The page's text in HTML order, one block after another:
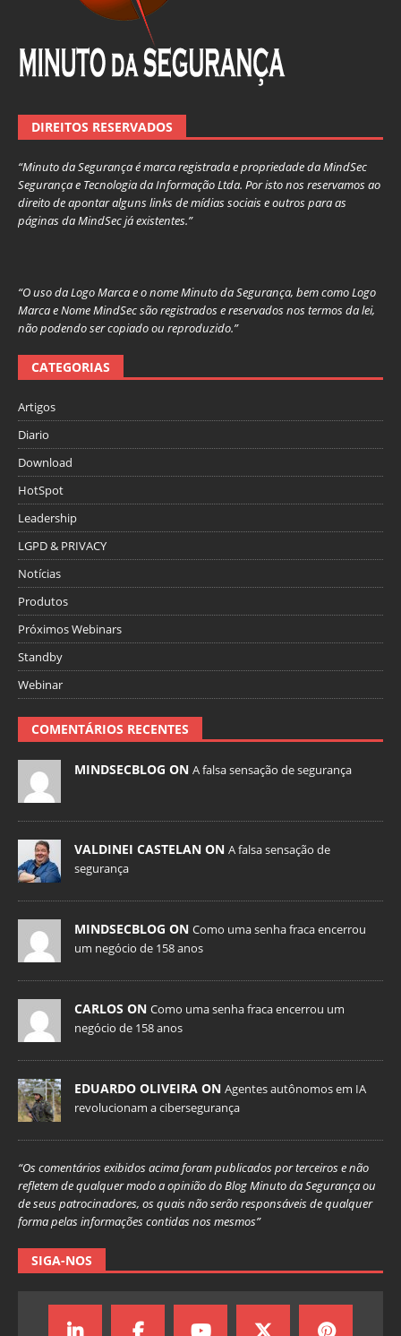
DIREITOS RESERVADOS
“Minuto da Segurança é marca registrada e propriedade da MindSec
Segurança e Tecnologia da Informação Ltda. Por isto nos reservamos ao
direito de apontar alguns links de mídias sociais e outros para as
páginas da MindSec já existentes.”
“O uso da Logo Marca e o nome Minuto da Segurança, bem como Logo
Marca e Nome MindSec são registrados e reservados nos termos da lei,
não podendo ser copiado ou reproduzido.”
CATEGORIAS
Artigos
Diario
Download
HotSpot
Leadership
LGPD & PRIVACY
Notícias
Produtos
Próximos Webinars
Standby
Webinar
COMENTÁRIOS RECENTES
MINDSECBLOG ON A falsa sensação de segurança
VALDINEI CASTELAN ON A falsa sensação de
segurança
MINDSECBLOG ON Como uma senha fraca encerrou
um negócio de 158 anos
CARLOS ON Como uma senha fraca encerrou um
negócio de 158 anos
EDUARDO OLIVEIRA ON Agentes autônomos em IA
revolucionam a cibersegurança
“Os comentários exibidos acima foram publicados por terceiros e não
refletem de qualquer modo a opinião do Blog Minuto da Segurança ou
de seus patrocinadores, os quais não serão responsáveis de qualquer
forma pelas informações contidas nos mesmos”
SIGA-NOS